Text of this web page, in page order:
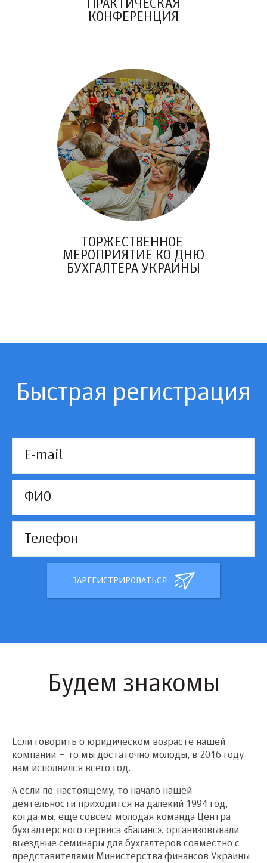
ПРАКТИЧЕСКАЯ
КОНФЕРЕНЦИЯ
ТОРЖЕСТВЕННОЕ
МЕРОПРИЯТИЕ КО ДНЮ
БУХГАЛТЕРА УКРАИНЫ
Быстрая регистрация
ЗАРЕГИСТРИРОВАТЬСЯ
Будем знакомы
Если говорить о юридическом возрасте нашей
компании – то мы достаточно молоды, в 2016 году
нам исполнился всего год.
А если по-настоящему, то начало нашей
деятельности приходится на далекий 1994 год,
когда мы, еще совсем молодая команда Центра
бухгалтерского сервиса «Баланс», организовывали
выездные семинары для бухгалтеров совместно с
представителями Министерства финансов Украины